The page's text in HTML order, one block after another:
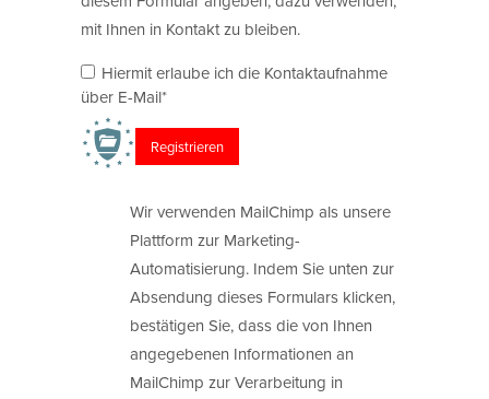
mit Ihnen in Kontakt zu bleiben.
Hiermit erlaube ich die Kontaktaufnahme
über E-Mail*
Wir verwenden MailChimp als unsere
Plattform zur Marketing-
Automatisierung. Indem Sie unten zur
Absendung dieses Formulars klicken,
bestätigen Sie, dass die von Ihnen
angegebenen Informationen an
MailChimp zur Verarbeitung in